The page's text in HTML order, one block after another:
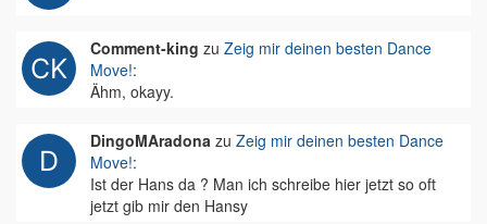
Comment-king zu Zeig mir deinen besten Dance
Move!:
Ähm, okayy.
DingoMAradona zu Zeig mir deinen besten Dance
Move!:
Ist der Hans da ? Man ich schreibe hier jetzt so oft
jetzt gib mir den Hansy